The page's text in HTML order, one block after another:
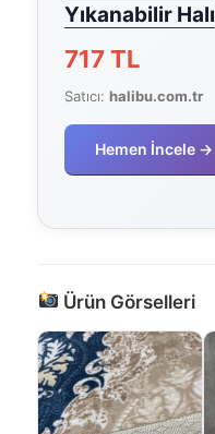
Yıkanabilir Halı
717 TL
Satıcı:halibu.com.tr
Hemen İncele →
Ürün Görselleri